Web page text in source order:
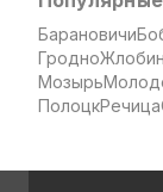
Барановичи
ГродноЖлобин
Мозырь
ПолоцкРечица